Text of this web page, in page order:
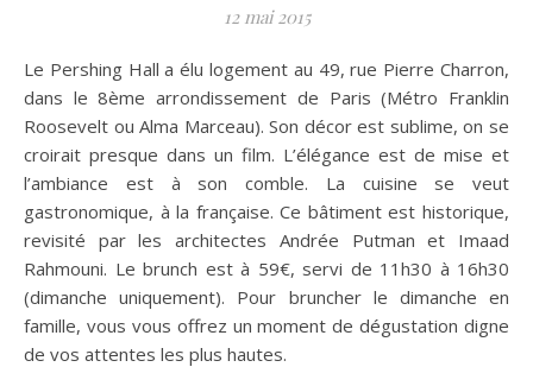
12 mai 2015
Le Pershing Hall a élu logement au 49, rue Pierre Charron,
dans le 8ème arrondissement de Paris (Métro Franklin
Roosevelt ou Alma Marceau). Son décor est sublime, on se
croirait presque dans un film. L’élégance est de mise et
l’ambiance est à son comble. La cuisine se veut
gastronomique, à la française. Ce bâtiment est historique,
revisité par les architectes Andrée Putman et Imaad
Rahmouni. Le brunch est à 59€, servi de 11h30 à 16h30
(dimanche uniquement). Pour bruncher le dimanche en
famille, vous vous offrez un moment de dégustation digne
de vos attentes les plus hautes.